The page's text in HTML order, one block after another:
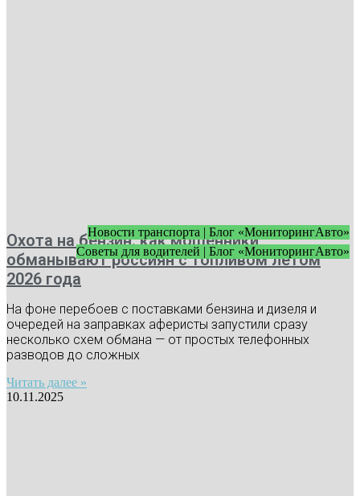
Новости транспорта | Блог «МониторингАвто»
Советы для водителей | Блог «МониторингАвто»
Охота на бензин: как мошенники
обманывают россиян с топливом летом
2026 года
На фоне перебоев с поставками бензина и дизеля и
очередей на заправках аферисты запустили сразу
несколько схем обмана — от простых телефонных
разводов до сложных
Читать далее »
10.11.2025